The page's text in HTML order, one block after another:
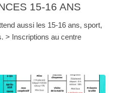
15-16 ANS
aussi les 15-16 ans, sport,
> Inscriptions au centre